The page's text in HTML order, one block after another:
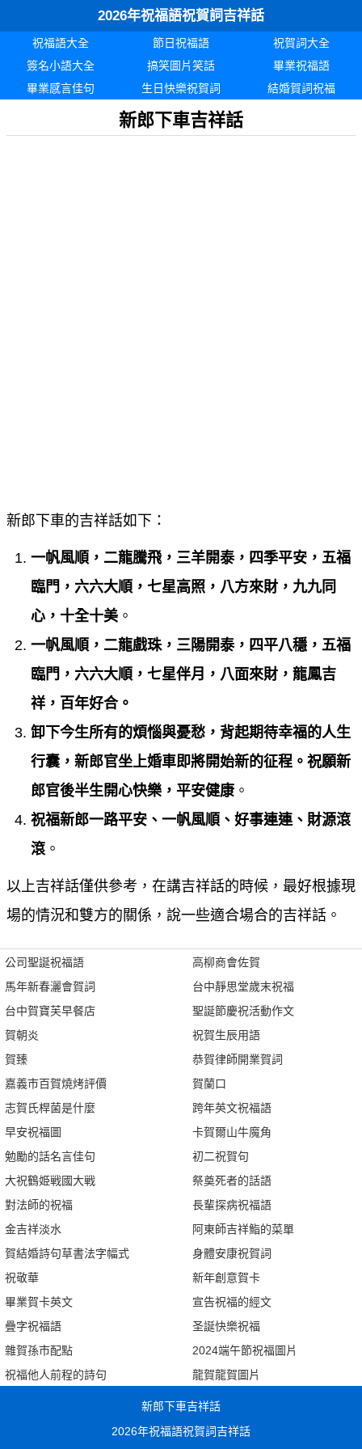
2026年祝福語祝賀詞吉祥話
祝福語大全 節日祝福語
祝賀詞大全
簽名小語大全
搞笑圖片笑話
畢業祝福語
畢業感言佳句
生日快樂祝賀詞 結婚賀詞祝福
新郎下車吉祥話
新郎下車的吉祥話如下：
一帆風順，二龍騰飛，三羊開泰，四季平安，五福
臨門，六六大順，七星高照，八方來財，九九同
心，十全十美 。
一帆風順，二龍戲珠，三陽開泰，四平八穩，五福
臨門，六六大順，七星伴月，八面來財，龍鳳吉
祥，百年好合。
卸下今生所有的煩惱與憂愁，背起期待幸福的人生
行囊，新郎官坐上婚車即將開始新的征程。祝願新
郎官後半生開心快樂，平安健康 。
祝福新郎一路平安、一帆風順、好事連連、財源滾
滾 。
以上吉祥話僅供參考，在講吉祥話的時候，最好根據現
場的情況和雙方的關係，說一些適合場合的吉祥話。
公司聖誕祝福語
馬年新春灑會賀詞
台中賀寶芙早餐店
賀朝炎
賀臻
嘉義市百賀燒烤評價
志賀氏桿菌是什麼
早安祝福圖
勉勵的話名言佳句
大祝鶴姫戦國大戦
對法師的祝福
金吉祥淡水
賀結婚詩句草書法字幅式
祝敬華
畢業賀卡英文
疊字祝福語
雜賀孫市配點
祝福他人前程的詩句
高柳商會佐賀
台中靜思堂歲末祝福
聖誕節慶祝活動作文
祝賀生辰用語
恭賀律師開業賀詞
賀蘭口
跨年英文祝福語
卡賀爾山牛魔角
初二祝賀句
祭奠死者的話語
長輩探病祝福語
阿東師吉祥鮨的菜單
身體安康祝賀詞
新年創意賀卡
宣告祝福的經文
圣誕快樂祝福
2024端午節祝福圖片
龍賀龍賀圖片
新郎下車吉祥話
2026年祝福語祝賀詞吉祥話